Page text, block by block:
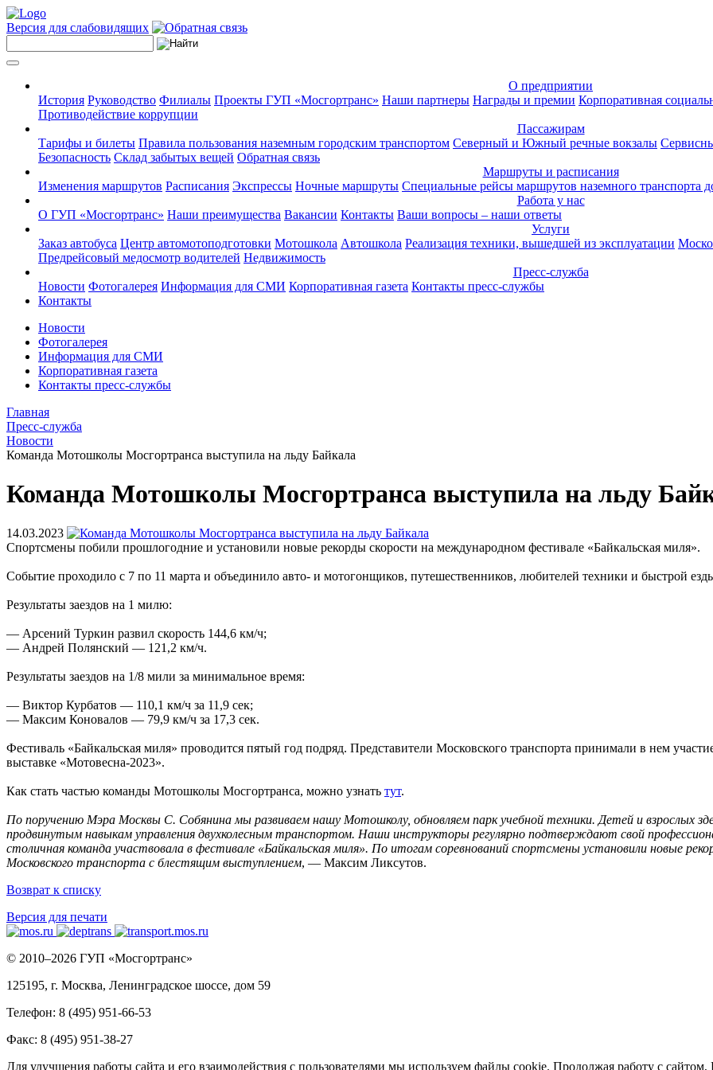
Версия для слабовидящих
О предприятии
История Руководство Филиалы Проекты ГУП «Мосгортранс» Наши партнеры Награды и премии Корпоративная
Противодействие коррупции
Пассажирам
Тарифы и билеты Правила пользования наземным городским транспортом Северный и Южный речные вокзалы
Безопасность Склад забытых вещей Обратная связь
Маршруты и расписания
Изменения маршрутов Расписания Экспрессы Ночные маршруты Специальные рейсы маршрутов наземного транспорта
Работа у нас
О ГУП «Мосгортранс» Наши преимущества Вакансии Контакты Ваши вопросы – наши ответы
Услуги
Заказ автобуса Центр автомотоподготовки Мотошкола Автошкола Реализация техники, вышедшей из эксплуатации
Предрейсовый медосмотр водителей Недвижимость
Пресс-служба
Новости Фотогалерея Информация для СМИ Корпоративная газета Контакты пресс-службы
Контакты
Новости
Фотогалерея
Информация для СМИ
Корпоративная газета
Контакты пресс-службы
Главная
Пресс-служба
Новости
Команда Мотошколы Мосгортранса выступила на льду Байкала
Команда Мотошколы Мосгортранса выступила на льду
14.03.2023
Спортсмены побили прошлогодние и установили новые рекорды скорости на международном фестивале «Байкальская миля».
Событие проходило с 7 по 11 марта и объединило авто- и мотогонщиков, путешественников, любителей техники и быстрой
Результаты заездов на 1 милю:
— Арсений Туркин развил скорость 144,6 км/ч;
— Андрей Полянский — 121,2 км/ч.
Результаты заездов на 1/8 мили за минимальное время:
— Виктор Курбатов — 110,1 км/ч за 11,9 сек;
— Максим Коновалов — 79,9 км/ч за 17,3 сек.
Фестиваль «Байкальская миля» проводится пятый год подряд. Представители Московского транспорта принимали в нем
выставке «Мотовесна-2023».
Как стать частью команды Мотошколы Мосгортранса, можно узнать тут.
По поручению Мэра Москвы С. Собянина мы развиваем нашу Мотошколу, обновляем парк учебной техники. Детей и взрослых
продвинутым навыкам управления двухколесным транспортом. Наши инструкторы регулярно подтверждают свой
столичная команда участвовала в фестивале «Байкальская миля». По итогам соревнований спортсмены установили новые
Московского транспорта с блестящим выступлением, — Максим Ликсутов.
Возврат к списку
Версия для печати
© 2010–2026 ГУП «Мосгортранс»
125195, г. Москва, Ленинградское шоссе, дом 59
Телефон: 8 (495) 951-66-53
Факс: 8 (495) 951-38-27
Для улучшения работы сайта и его взаимодействия с пользователями мы используем файлы cookie. Продолжая работу с